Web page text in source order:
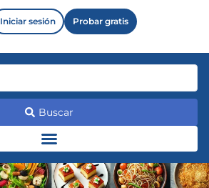
Iniciar sesión Probar gratis
Buscar